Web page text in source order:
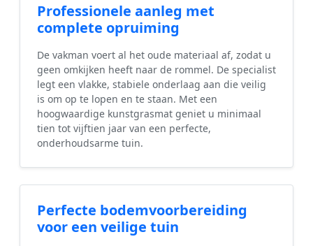
Professionele aanleg met
complete opruiming
De vakman voert al het oude materiaal af, zodat u
geen omkijken heeft naar de rommel. De specialist
legt een vlakke, stabiele onderlaag aan die veilig
is om op te lopen en te staan. Met een
hoogwaardige kunstgrasmat geniet u minimaal
tien tot vijftien jaar van een perfecte,
onderhoudsarme tuin.
Perfecte bodemvoorbereiding
voor een veilige tuin